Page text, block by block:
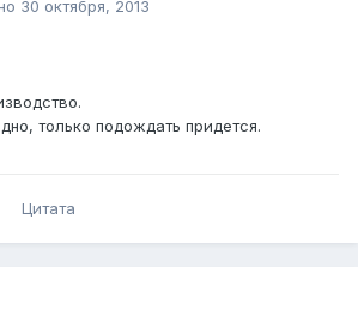
30 октября, 2013
только подождать придется.
Цитата